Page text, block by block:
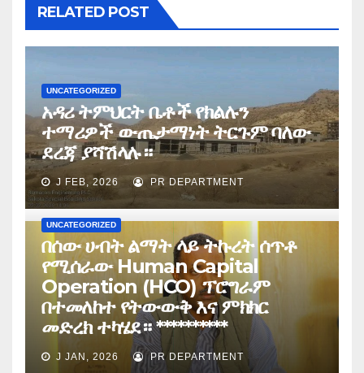
RELATED POST
UNCATEGORIZED
አዳሪ ትምህርት ቤቶች የክልሉን
ተማሪዎች ውጤታማነት ትርጉም ባለው
ደረጃ ያሻሽላሉ።
J FEB, 2026 PR DEPARTMENT
UNCATEGORIZED
በሰው ሀብት ልማት ላይ ትኩረት ሰጥቶ
የሚሰራው Human Capital
Operation (HCO) ፕሮግራም
በተመለከተ የትውውቅ እና ምክክር
መድረክ ተካሄደ። **********
J JAN, 2026 PR DEPARTMENT